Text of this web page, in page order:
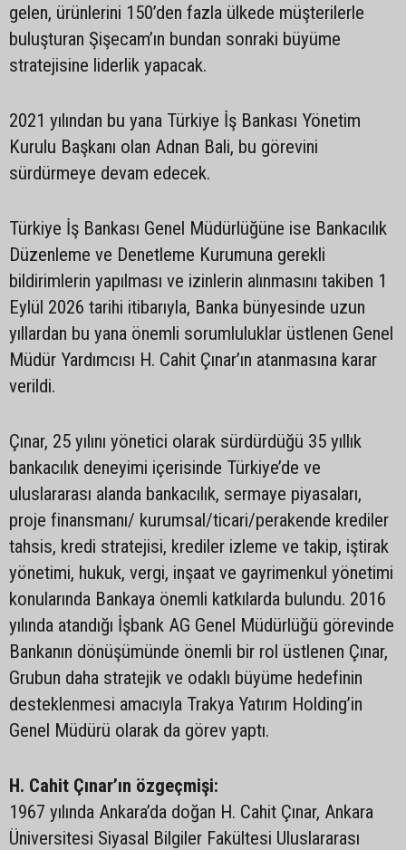
gelen, ürünlerini 150’den fazla ülkede müşterilerle
buluşturan Şişecam’ın bundan sonraki büyüme
stratejisine liderlik yapacak.
2021 yılından bu yana Türkiye İş Bankası Yönetim
Kurulu Başkanı olan Adnan Bali, bu görevini
sürdürmeye devam edecek.
Türkiye İş Bankası Genel Müdürlüğüne ise Bankacılık
Düzenleme ve Denetleme Kurumuna gerekli
bildirimlerin yapılması ve izinlerin alınmasını takiben 1
Eylül 2026 tarihi itibarıyla, Banka bünyesinde uzun
yıllardan bu yana önemli sorumluluklar üstlenen Genel
Müdür Yardımcısı H. Cahit Çınar’ın atanmasına karar
verildi.
Çınar, 25 yılını yönetici olarak sürdürdüğü 35 yıllık
bankacılık deneyimi içerisinde Türkiye’de ve
uluslararası alanda bankacılık, sermaye piyasaları,
proje finansmanı/ kurumsal/ticari/perakende krediler
tahsis, kredi stratejisi, krediler izleme ve takip, iştirak
yönetimi, hukuk, vergi, inşaat ve gayrimenkul yönetimi
konularında Bankaya önemli katkılarda bulundu. 2016
yılında atandığı İşbank AG Genel Müdürlüğü görevinde
Bankanın dönüşümünde önemli bir rol üstlenen Çınar,
Grubun daha stratejik ve odaklı büyüme hedefinin
desteklenmesi amacıyla Trakya Yatırım Holding’in
Genel Müdürü olarak da görev yaptı.
H. Cahit Çınar’ın özgeçmişi:
1967 yılında Ankara’da doğan H. Cahit Çınar, Ankara
Üniversitesi Siyasal Bilgiler Fakültesi Uluslararası